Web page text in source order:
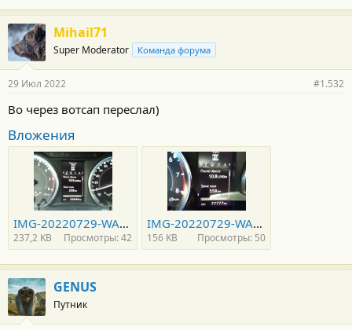
Mihail71
Super Moderator Команда форума
29 Июл 2022 #1.532
Во через вотсап переслал)
Вложения
IMG-20220729-WA0031.jpg
237,2 KB Просмотры: 42
IMG-20220729-WA0030.jpg
156 KB Просмотры: 50
GENUS
Путник